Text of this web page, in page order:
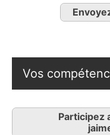
Vos
Participez